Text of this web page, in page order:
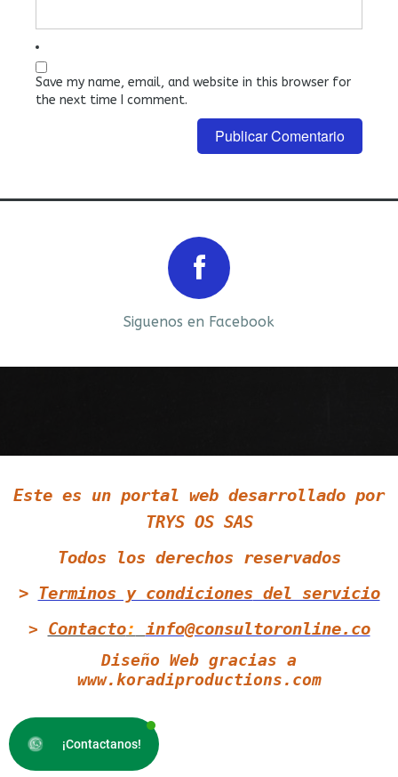
Save my name, email, and website in this browser for
the next time I comment.
Siguenos en Facebook
Este es un portal web desarrollado por
TRYS OS SAS
Todos los derechos reservados
> Terminos y condiciones del servicio
> Contacto: info@consultoronline.co
Diseño Web gracias a
www.koradiproductions.com
¡Contactanos!